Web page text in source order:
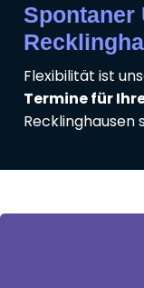
Spontaner
Flexibilität ist
Termine für
Recklinghausen